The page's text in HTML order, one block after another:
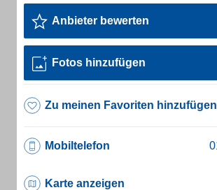
Anbieter bewerten
Fotos hinzufügen
Zu meinen Favoriten hinzufügen
Mobiltelefon
Karte anzeigen